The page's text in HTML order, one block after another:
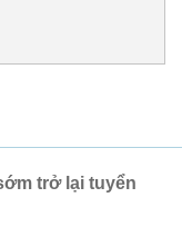
trở lại tuyển